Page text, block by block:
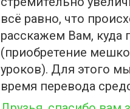
всё равно, что
расскажем Вам, куда
(приобретение
уроков). Для этого
время перевода